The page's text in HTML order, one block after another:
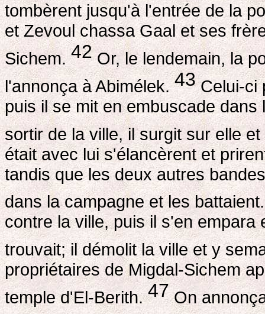
tombèrent jusqu'à l'entrée de la
et Zevoul chassa Gaal et ses
Sichem.42Or, le lendemain, la
l'annonça à Abimélek.43Celui-ci
puis il se mit en embuscade
sortir de la ville, il surgit sur elle
était avec lui s'élancèrent et
tandis que les deux autres
dans la campagne et les
contre la ville, puis il s'en
trouvait; il démolit la ville et y
propriétaires de Migdal-Sichem
temple d'El-Berith.47On